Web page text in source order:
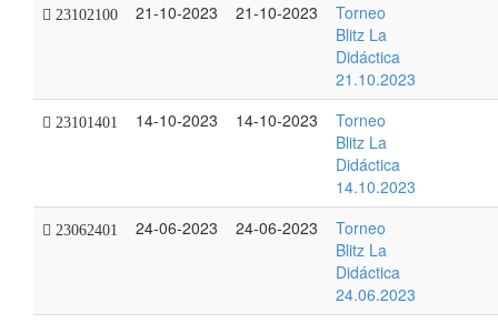
23102100 21-10-2023 21-10-2023
Torneo
Blitz La
Didáctica
21.10.2023
23101401 14-10-2023 14-10-2023
Torneo
Blitz La
Didáctica
14.10.2023
23062401 24-06-2023 24-06-2023
Torneo
Blitz La
Didáctica
24.06.2023